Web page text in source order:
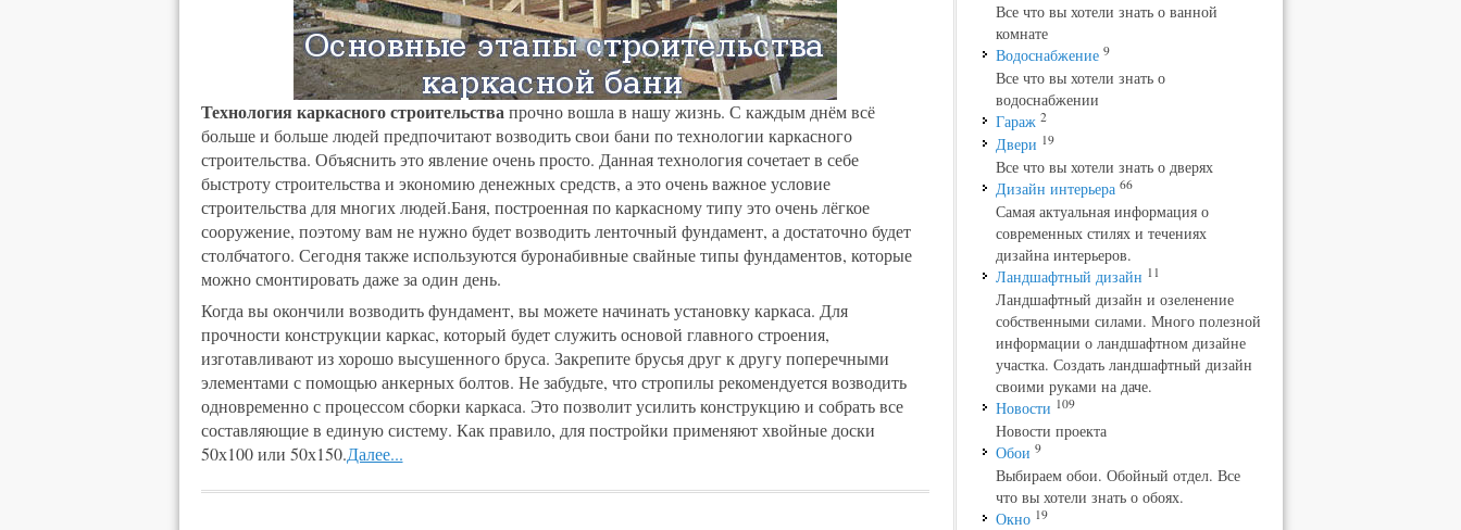
Технология каркасного строительства прочно вошла в нашу жизнь. С каждым днём всё
больше и больше людей предпочитают возводить свои бани по технологии каркасного
строительства. Объяснить это явление очень просто. Данная технология сочетает в себе
быстроту строительства и экономию денежных средств, а это очень важное условие
строительства для многих людей.Баня, построенная по каркасному типу это очень лёгкое
сооружение, поэтому вам не нужно будет возводить ленточный фундамент, а достаточно будет
столбчатого. Сегодня также используются буронабивные свайные типы фундаментов, которые
можно смонтировать даже за один день.
Когда вы окончили возводить фундамент, вы можете начинать установку каркаса. Для
прочности конструкции каркас, который будет служить основой главного строения,
изготавливают из хорошо высушенного бруса. Закрепите брусья друг к другу поперечными
элементами с помощью анкерных болтов. Не забудьте, что стропилы рекомендуется возводить
одновременно с процессом сборки каркаса. Это позволит усилить конструкцию и собрать все
составляющие в единую систему. Как правило, для постройки применяют хвойные доски
50х100 или 50х150.Далее...
Все что вы хотели знать о ванной
комнате
Водоснабжение 9
Все что вы хотели знать о
водоснабжении
Гараж 2
Двери 19
Все что вы хотели знать о дверях
Дизайн интерьера 66
Самая актуальная информация о
современных стилях и течениях
дизайна интерьеров.
Ландшафтный дизайн 11
Ландшафтный дизайн и озеленение
собственными силами. Много полезной
информации о ландшафтном дизайне
участка. Создать ландшафтный дизайн
своими руками на даче.
Новости 109
Новости проекта
Обои 9
Выбираем обои. Обойный отдел. Все
что вы хотели знать о обоях.
Окно 19